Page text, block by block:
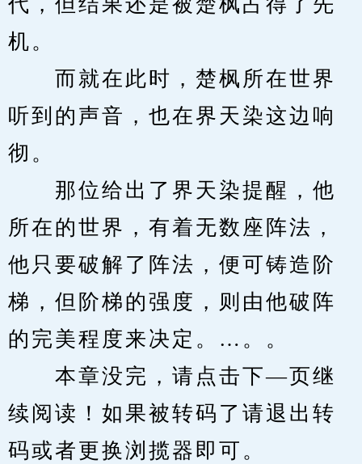
机。
而就在此时，楚枫所在世界
听到的声音，也在界天染这边响
彻。
那位给出了界天染提醒，他
所在的世界，有着无数座阵法，
他只要破解了阵法，便可铸造阶
梯，但阶梯的强度，则由他破阵
的完美程度来决定。…。。
本章没完，请点击下—页继
续阅读！如果被转码了请退出转
码或者更换浏揽器即可。